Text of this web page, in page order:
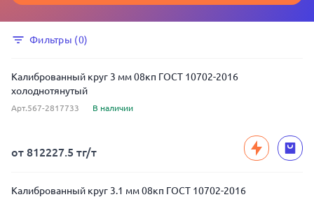
Фильтры (0)
Калиброванный круг 3 мм 08кп ГОСТ 10702-2016
холоднотянутый
Арт.567-2817733 В наличии
от 812227.5 тг/т
Калиброванный круг 3.1 мм 08кп ГОСТ 10702-2016